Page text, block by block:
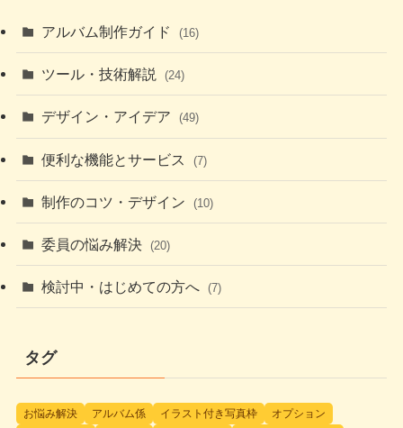
アルバム制作ガイド (16)
ツール・技術解説 (24)
デザイン・アイデア (49)
便利な機能とサービス (7)
制作のコツ・デザイン (10)
委員の悩み解決 (20)
検討中・はじめての方へ (7)
タグ
お悩み解決 アルバム係 イラスト付き写真枠
オプション